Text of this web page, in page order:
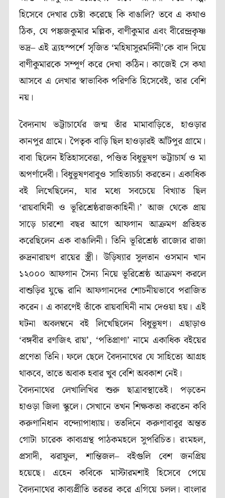
হিসেবে দেখার চেষ্টা করেছে কি বাঙালি? তবে এ কথাও
ঠিক, যে পঙ্কজকুমার মল্লিক, বাণীকুমার এবং বীরেন্দ্রকৃষ্ণ
ভদ্র– এই ত্র্যহস্পর্শে সৃজিত ‘মহিষাসুরমর্দিনী’কে বাদ দিয়ে
বাণীকুমারকে সম্পূর্ণ করে দেখা কঠিন। কাজেই সে কথা
আসবে এ লেখার স্বাভাবিক পরিণতি হিসেবেই, তার বেশি
নয়।
বৈদ্যনাথ ভট্টাচার্যের জন্ম তাঁর মামাবাড়িতে, হাওড়ার
কানপুর গ্রামে। পৈতৃক বাড়ি ছিল হাওড়ারই আঁটপুর গ্রামে।
বাবা ছিলেন ইতিহাসবেত্তা, পণ্ডিত বিধুভূষণ ভট্টাচার্য ও মা
অপর্ণাদেবী। বিধুভূষণবাবুও সাহিত্যচর্চা করতেন। একাধিক
বই লিখেছিলেন, যার মধ্যে সবচেয়ে বিখ্যাত ছিল
‘রায়বাঘিনী ও ভূরিশ্রেষ্ঠরাজকাহিনী।’ আজ থেকে প্রায়
সাড়ে চারশো বছর আগে আফগান আক্রমণ প্রতিহত
করেছিলেন এক বাঙালিনী। তিনি ভূরিশ্রেষ্ঠ রাজ্যের রাজা
রুদ্রনারায়ণ রায়ের স্ত্রী। উড়িষ্যার সুলতান ওসমান খান
১২০০০ আফগান সৈন্য নিয়ে ভূরিশ্রেষ্ঠ আক্রমণ করলে
বাশুড়ির যুদ্ধে রানি আফগানদের শোচনীয়ভাবে পরাজিত
করেন। এ কারণেই তাঁকে রায়বাঘিনী নাম দেওয়া হয়। এই
ঘটনা অবলম্বনে বই লিখেছিলেন বিধুভূষণ। এছাড়াও
‘বঙ্গবীর রণজিৎ রায়’, ‘পতিপ্রাণা’ নামে একাধিক বইয়ের
প্রণেতা তিনি। ফলে ছেলে বৈদ্যনাথের যে সাহিত্যে আগ্রহ
থাকবে, তাতে অবাক হবার খুব বেশি অবকাশ নেই।
বৈদ্যনাথের লেখালিখির শুরু ছাত্রাবস্থাতেই। পড়তেন
হাওড়া জিলা স্কুলে। সেখানে তখন শিক্ষকতা করতেন কবি
করুণানিধান বন্দ্যোপাধ্যায়। ততদিনে করুণাবাবুর অন্তত
গোটা চারেক কাব্যগ্রন্থ পাঠকমহলে সুপরিচিত। রংমহল,
প্রসাদী, ঝরাফুল, শান্তিজল– বইগুলি বেশ জনপ্রিয়
হয়েছে। এহেন কবিকে মাস্টারমশাই হিসেবে পেয়ে
বৈদ্যনাথের কাব্যপ্রীতি তরতর করে এগিয়ে চলল। বাংলার